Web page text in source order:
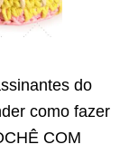
do
como fazer
COM